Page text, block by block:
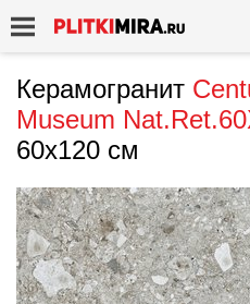
Керамогранит
Museum
60x120 см